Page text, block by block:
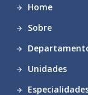
Home
Sobre
Unidades